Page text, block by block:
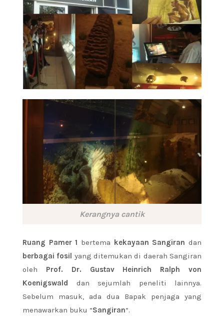
Kerangnya cantik
Ruang Pamer 1 bertema kekayaan Sangiran dan
berbagai fosil yang ditemukan di daerah Sangiran
oleh Prof. Dr. Gustav Heinrich Ralph von
Koenigswald dan sejumlah peneliti lainnya.
Sebelum masuk, ada dua Bapak penjaga yang
menawarkan buku “Sangiran“.